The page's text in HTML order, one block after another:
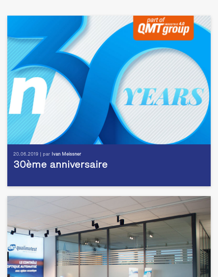
20.06.2019 | par Ivan Meissner
30ème anniversaire